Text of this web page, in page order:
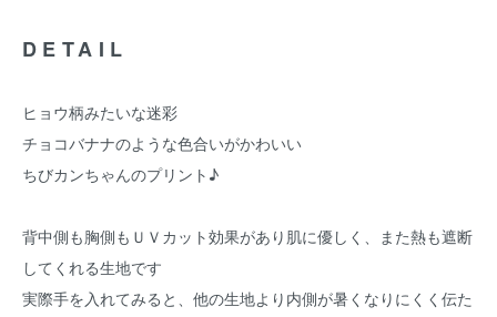
DETAIL
ヒョウ柄みたいな迷彩
チョコバナナのような色合いがかわいい
ちびカンちゃんのプリント♪
背中側も胸側もＵＶカット効果があり肌に優しく、また熱も遮断
してくれる生地です
実際手を入れてみると、他の生地より内側が暑くなりにくく伝た